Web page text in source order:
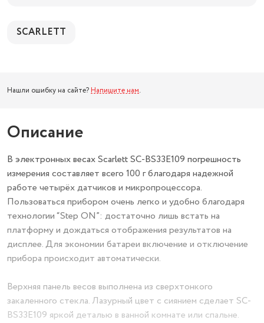
SCARLETT
Нашли ошибку на сайте? Напишите нам.
Описание
В электронных весах Scarlett SC-BS33E109 погрешность
измерения составляет всего 100 г благодаря надежной
работе четырёх датчиков и микропроцессора.
Пользоваться прибором очень легко и удобно благодаря
технологии “Step ON”: достаточно лишь встать на
платформу и дождаться отображения результатов на
дисплее. Для экономии батареи включение и отключение
прибора происходит автоматически.
Верхняя панель весов выполнена из сверхтонкого
закаленного стекла. Лазурный цвет с сиянием сделает SC-
BS33E109 яркой деталью в ванной комнате или спальне.